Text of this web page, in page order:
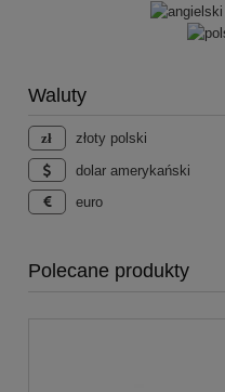
Waluty
złoty polski
dolar amerykański
euro
Polecane produkty